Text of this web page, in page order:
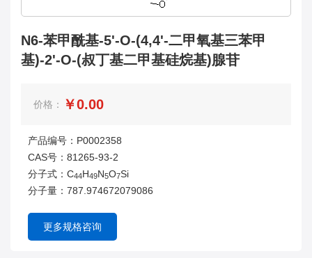
N6-苯甲酰基-5'-O-(4,4'-二甲氧基三苯甲
基)-2'-O-(叔丁基二甲基硅烷基)腺苷
价格： ￥0.00
产品编号：P0002358
CAS号：81265-93-2
分子式：C44H49N5O7Si
分子量：787.974672079086
更多规格咨询